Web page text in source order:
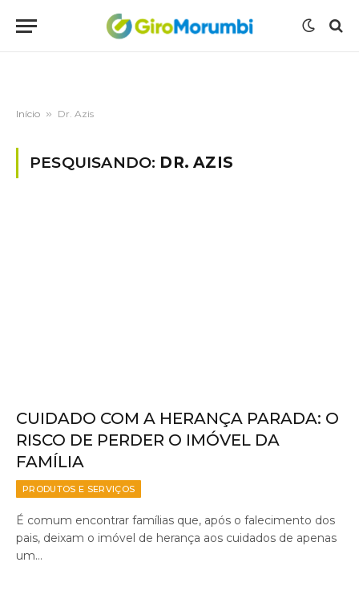
Início » Dr. Azis
PESQUISANDO: DR. AZIS
CUIDADO COM A HERANÇA PARADA: O
RISCO DE PERDER O IMÓVEL DA
FAMÍLIA
PRODUTOS E SERVIÇOS
É comum encontrar famílias que, após o falecimento dos
pais, deixam o imóvel de herança aos cuidados de apenas
um…